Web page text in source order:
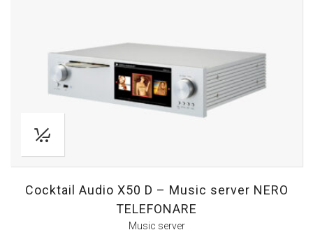
Cocktail Audio X50 D – Music server NERO
TELEFONARE
Music server